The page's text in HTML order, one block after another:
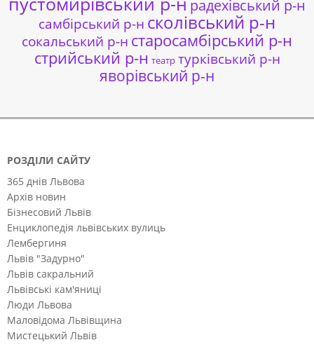
радехівський р-н
самбірський р-н сколівський р-н
сокальський р-н старосамбірський р-н
стрийський р-н театр турківський р-н
яворівський р-н
РОЗДІЛИ САЙТУ
365 днів Львова
Архів новин
Бізнесовий Львів
Енциклопедія львівських вулиць
Лембергиня
Львів "Задурно"
Львів сакральний
Львівські кам'яниці
Люди Львова
Маловідома Львівщина
Мистецький Львів